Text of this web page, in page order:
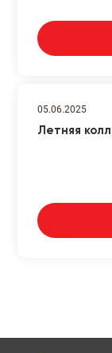
05.06.2025
Летняя